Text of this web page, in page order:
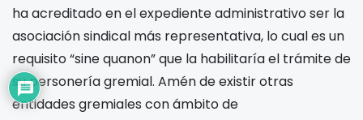
ha acreditado en el expediente administrativo ser la
asociación sindical más representativa, lo cual es un
requisito “sine quanon” que la habilitaría el trámite de
su personería gremial. Amén de existir otras
entidades gremiales con ámbito de